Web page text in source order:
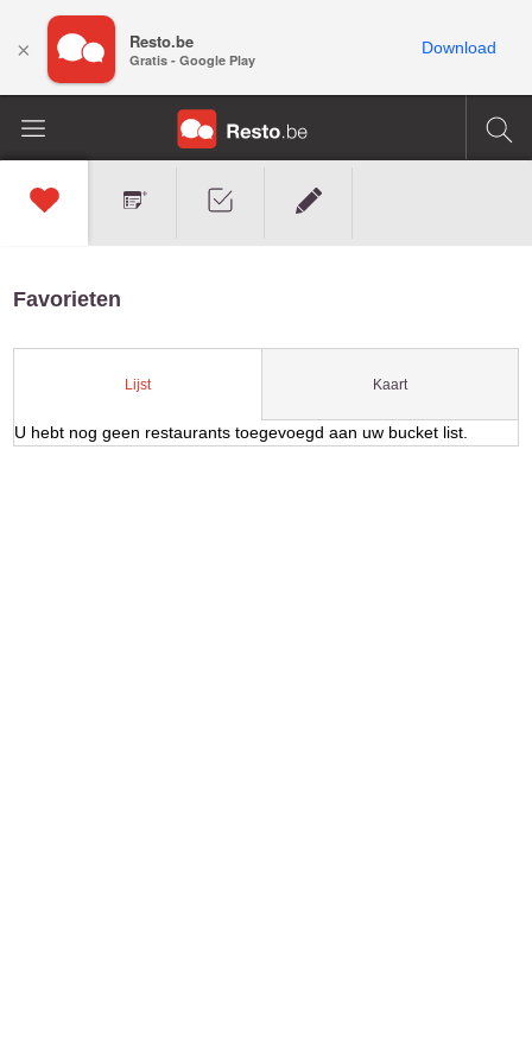
Favorieten
Lijst Kaart
U hebt nog geen restaurants toegevoegd aan uw bucket list.
× Resto.be
Gratis - Google Play
Download